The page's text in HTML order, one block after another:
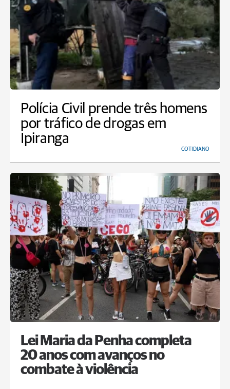
Polícia Civil prende três homens
por tráfico de drogas em
Ipiranga
COTIDIANO
Lei Maria da Penha completa
20 anos com avanços no
combate à violência